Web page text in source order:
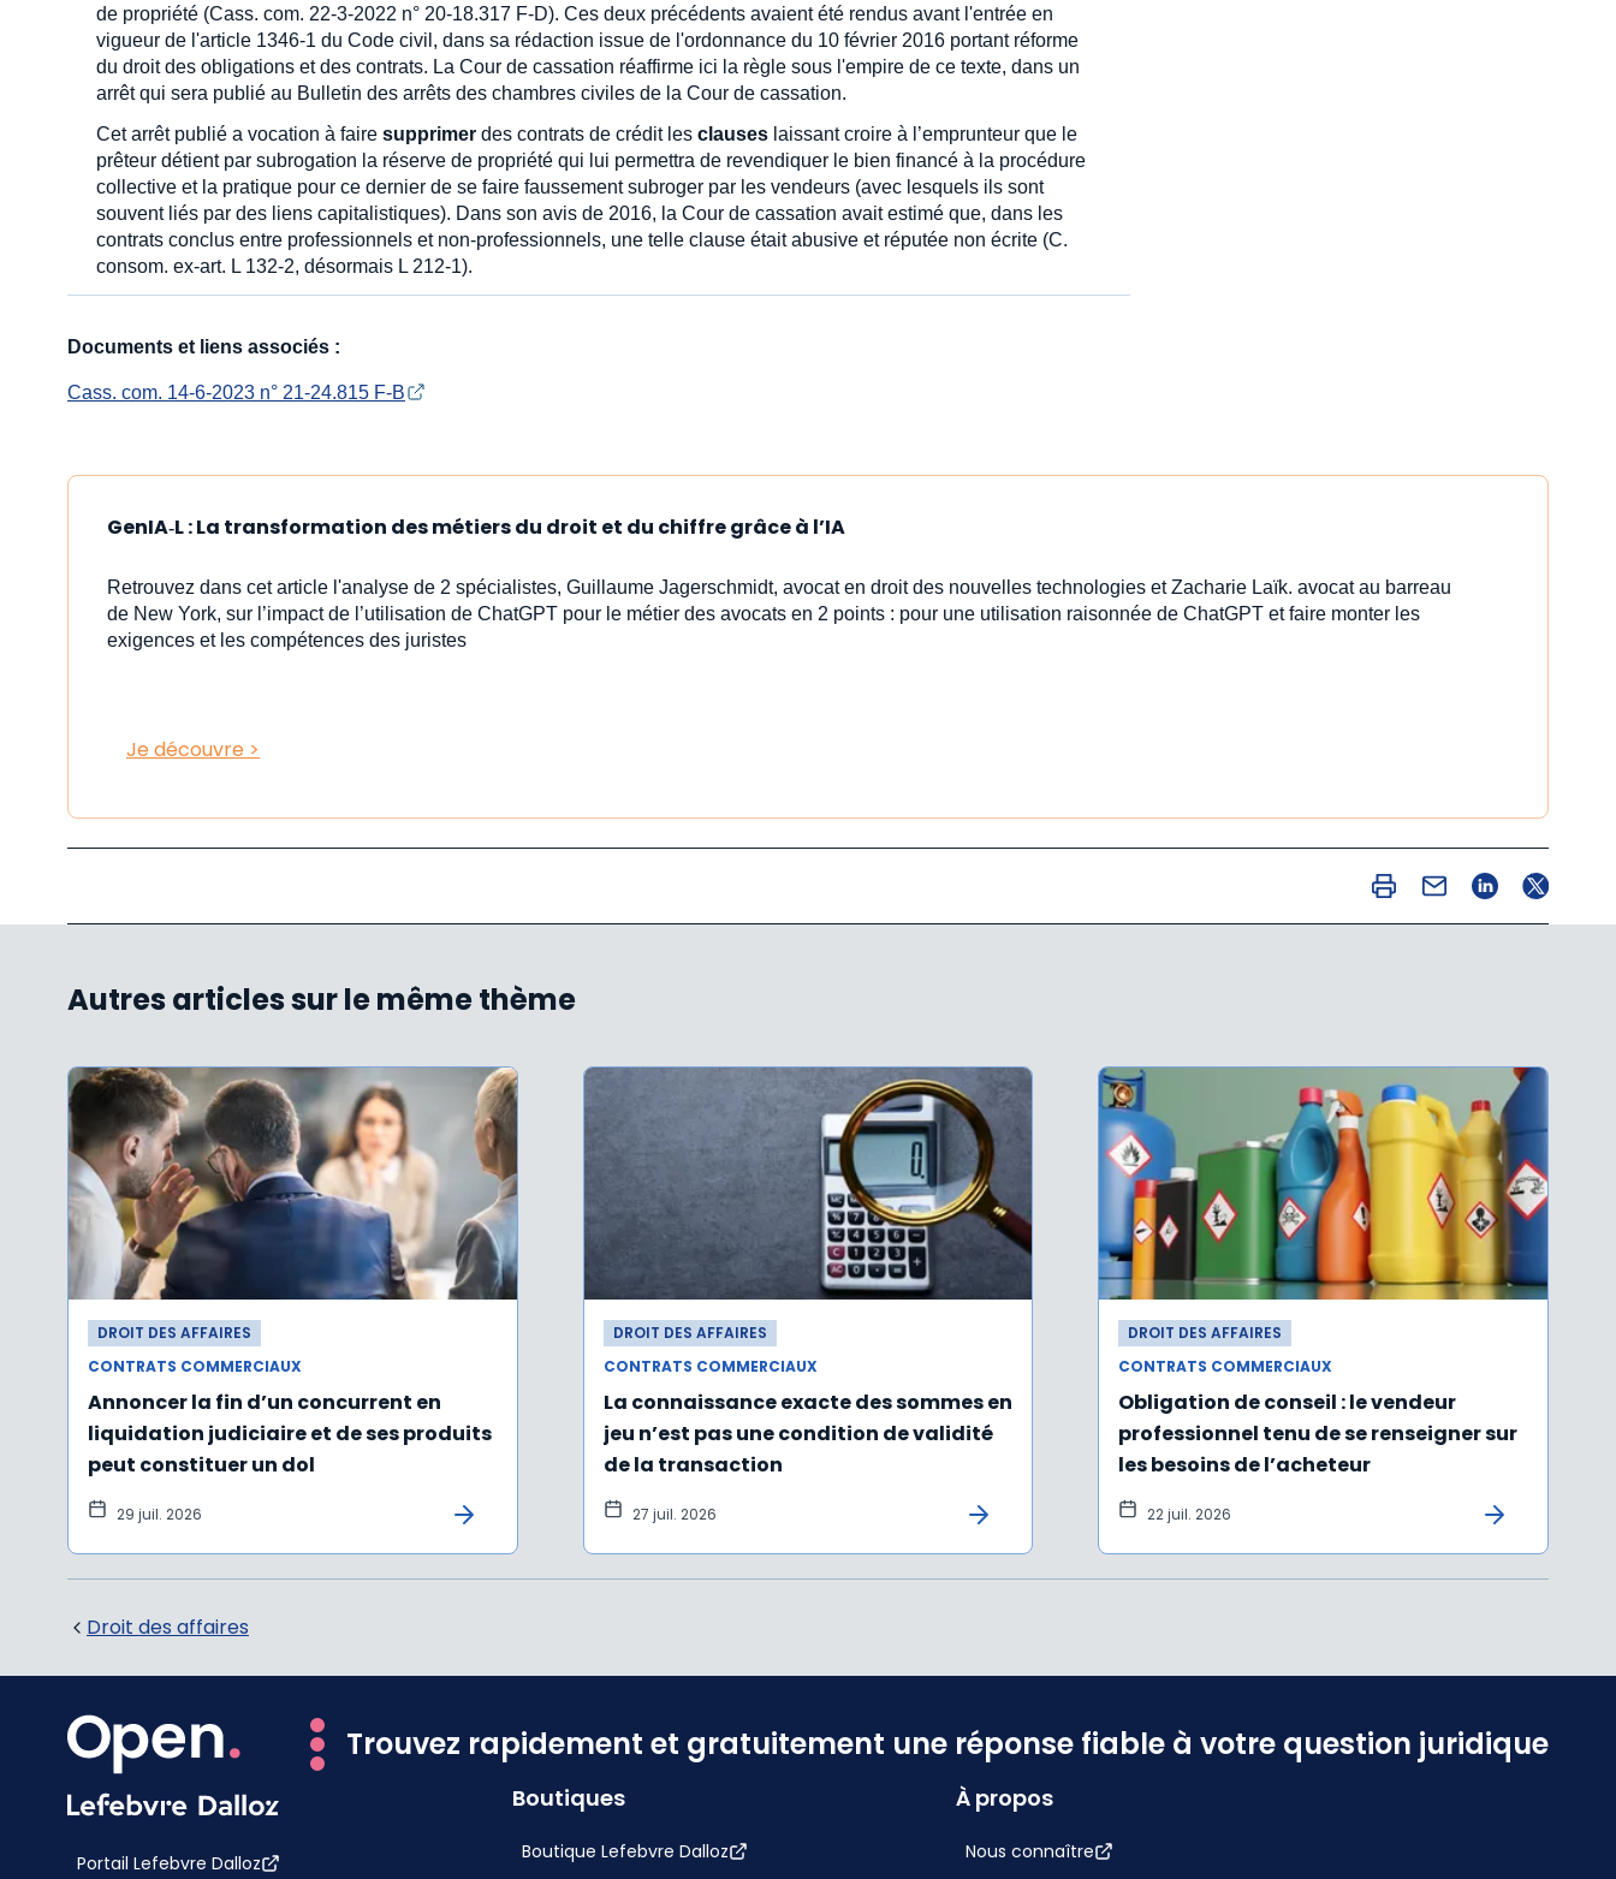
de propriété (Cass. com. 22-3-2022 n° 20-18.317 F-D). Ces deux précédents avaient été rendus avant l'entrée en
vigueur de l'article 1346-1 du Code civil, dans sa rédaction issue de l'ordonnance du 10 février 2016 portant réforme
du droit des obligations et des contrats. La Cour de cassation réaffirme ici la règle sous l'empire de ce texte, dans un
arrêt qui sera publié au Bulletin des arrêts des chambres civiles de la Cour de cassation.
Cet arrêt publié a vocation à faire supprimer des contrats de crédit les clauses laissant croire à l’emprunteur que le
prêteur détient par subrogation la réserve de propriété qui lui permettra de revendiquer le bien financé à la procédure
collective et la pratique pour ce dernier de se faire faussement subroger par les vendeurs (avec lesquels ils sont
souvent liés par des liens capitalistiques). Dans son avis de 2016, la Cour de cassation avait estimé que, dans les
contrats conclus entre professionnels et non-professionnels, une telle clause était abusive et réputée non écrite (C.
consom. ex-art. L 132-2, désormais L 212-1).
Documents et liens associés :
Cass. com. 14-6-2023 n° 21-24.815 F-B
GenIA‑L : La transformation des métiers du droit et du chiffre grâce à l’IA
Retrouvez dans cet article l'analyse de 2 spécialistes, Guillaume Jagerschmidt, avocat en droit des nouvelles technologies et Zacharie Laïk. avocat au barreau
de New York, sur l’impact de l’utilisation de ChatGPT pour le métier des avocats en 2 points : pour une utilisation raisonnée de ChatGPT et faire monter les
exigences et les compétences des juristes
Je découvre >
Autres articles sur le même thème
DROIT DES AFFAIRES
CONTRATS COMMERCIAUX
Annoncer la fin d’un concurrent en
liquidation judiciaire et de ses produits
peut constituer un dol
29 juil. 2026
DROIT DES AFFAIRES
CONTRATS COMMERCIAUX
La connaissance exacte des sommes en
jeu n’est pas une condition de validité
de la transaction
27 juil. 2026
DROIT DES AFFAIRES
CONTRATS COMMERCIAUX
Obligation de conseil : le vendeur
professionnel tenu de se renseigner sur
les besoins de l’acheteur
22 juil. 2026
Droit des affaires
Trouvez rapidement et gratuitement une réponse fiable à votre question juridique
Portail Lefebvre Dalloz
Boutiques
Boutique Lefebvre Dalloz
À propos
Nous connaître